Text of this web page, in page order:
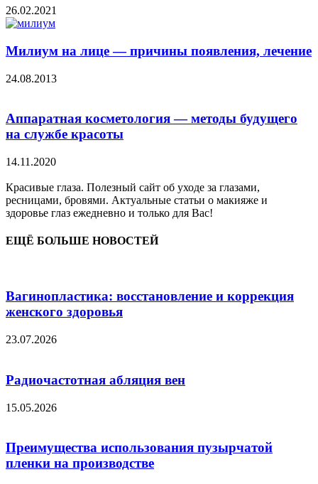
26.02.2021
Милиум на лице — причины появления, лечение
24.08.2013
Аппаратная косметология — методы будущего
на службе красоты
14.11.2020
Красивые глаза. Полезный сайт об уходе за глазами,
ресницами, бровями. Актуальные статьи о макияже и
здоровье глаз ежедневно и только для Вас!
ЕЩЁ БОЛЬШЕ НОВОСТЕЙ
Вагинопластика: восстановление и коррекция
женского здоровья
23.07.2026
Радиочастотная абляция вен
15.05.2026
Преимущества использования пузырчатой
пленки на производстве